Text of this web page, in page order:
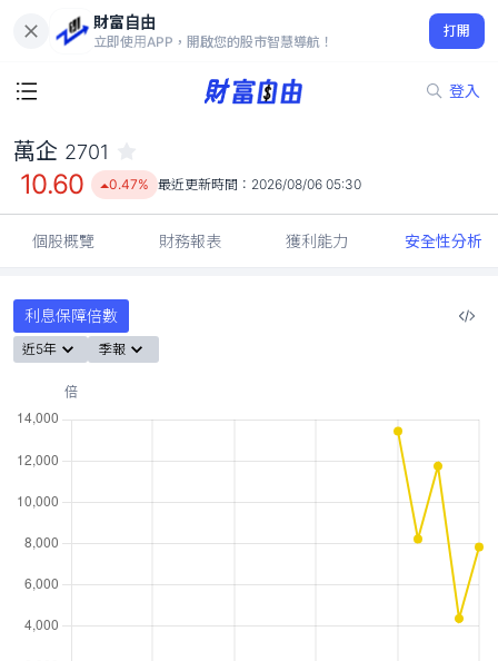
財富自由
立即使用APP，開啟您的股市智慧導航！
打開
登入
10.60
0.47%
萬企 2701
10.60 0.47% 最近更新時間： 2026/08/06 05:30
個股概覽 財務報表 獲利能力 安全性分析
利息保障倍數
近5年 季報